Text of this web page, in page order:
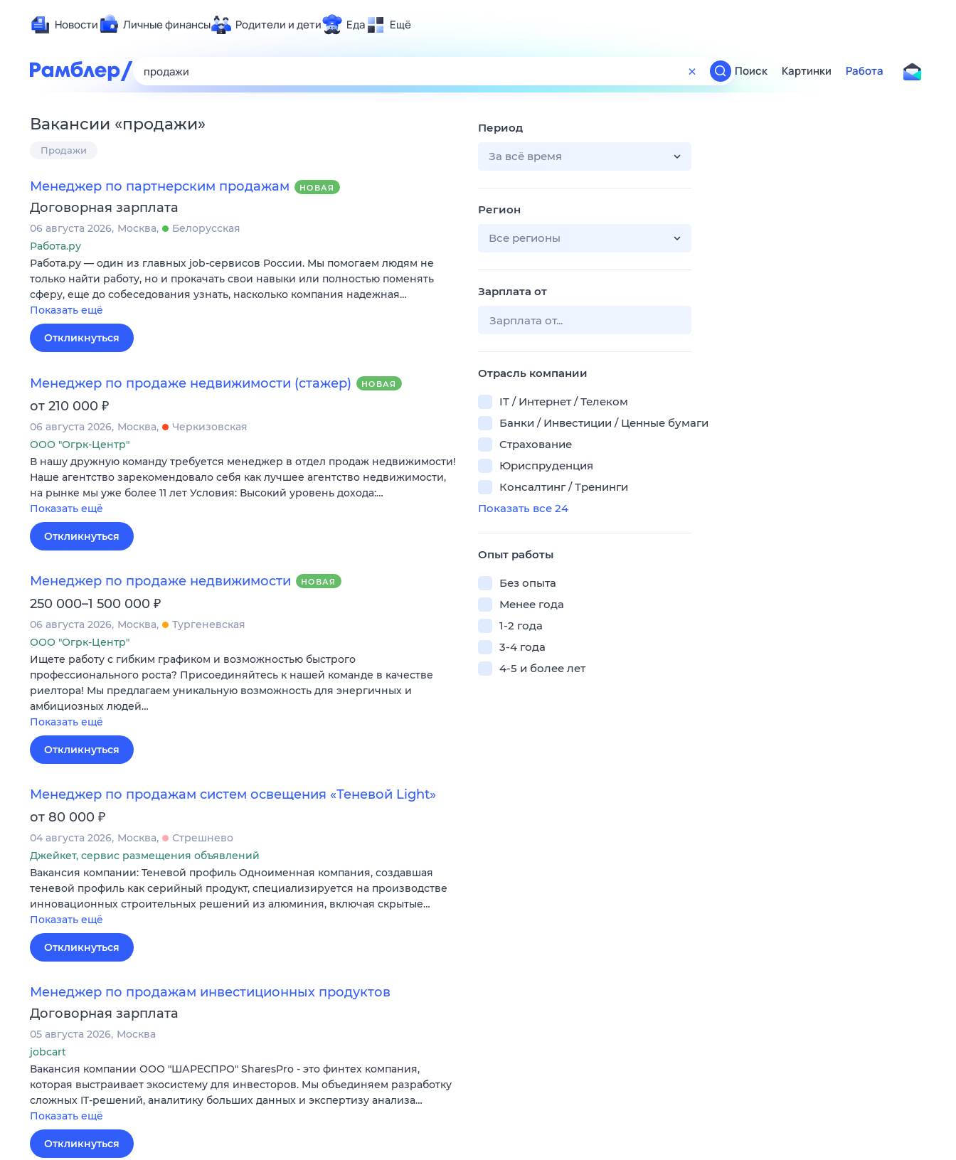
Новости Личные финансы Родители и дети Еда Ещё
Развлечения и отдых
Технологии и тренды
Гороскопы
Поиск
ТВ-программа
Поиск Картинки Работа
Вакансии «продажи»
Продажи
Менеджер по партнерским продажам НОВАЯ
Договорная зарплата
06 августа 2026 Москва
Белорусская
Работа.ру
Работа.ру — один из главных job-сервисов России. Мы помогаем людям не
только найти работу, но и прокачать свои навыки или полностью поменять
сферу, еще до собеседования узнать, насколько компания надежная…
Показать ещё
Откликнуться
Менеджер по продаже недвижимости (стажер) НОВАЯ
от 210 000 ₽
06 августа 2026 Москва
Черкизовская
ООО "Огрк-Центр"
В нашу дружную команду требуется менеджер в отдел продаж недвижимости!
Наше агентство зарекомендовало себя как лучшее агентство недвижимости,
на рынке мы уже более 11 лет Условия: Высокий уровень дохода:…
Показать ещё
Откликнуться
Менеджер по продаже недвижимости НОВАЯ
250 000–1 500 000 ₽
06 августа 2026 Москва
Тургеневская
ООО "Огрк-Центр"
Ищете работу с гибким графиком и возможностью быстрого
профессионального роста? Присоединяйтесь к нашей команде в качестве
риелтора! Мы предлагаем уникальную возможность для энергичных и
амбициозных людей…
Показать ещё
Откликнуться
Менеджер по продажам систем освещения «Теневой Light»
от 80 000 ₽
04 августа 2026 Москва
Стрешнево
Джейкет, сервис размещения объявлений
Вакансия компании: Теневой профиль Одноименная компания, создавшая
теневой профиль как серийный продукт, специализируется на производстве
инновационных строительных решений из алюминия, включая скрытые…
Показать ещё
Откликнуться
Менеджер по продажам инвестиционных продуктов
Договорная зарплата
05 августа 2026 Москва
jobcart
Вакансия компании ООО "ШАРЕСПРО" SharesPro - это финтех компания,
которая выстраивает экосистему для инвесторов. Мы объединяем разработку
сложных IT‑решений, аналитику больших данных и экспертизу анализа…
Показать ещё
Откликнуться
Период
За всё время
Регион
Все регионы
Зарплата от
Отрасль компании
IT / Интернет / Телеком
Банки / Инвестиции / Ценные бумаги
Страхование
Юриспруденция
Консалтинг / Тренинги
Показать все 24
Опыт работы
Без опыта
Менее года
1-2 года
3-4 года
4-5 и более лет